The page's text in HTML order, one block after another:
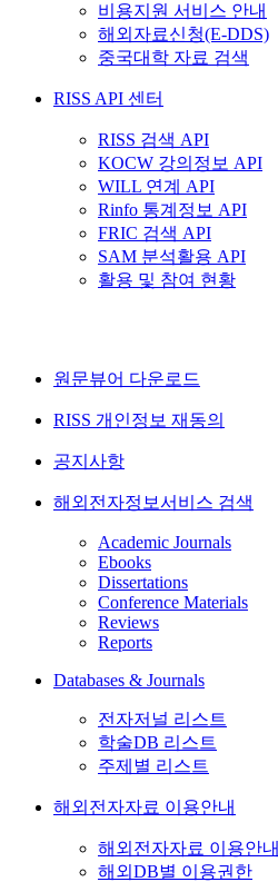
비용지원 서비스 안내
해외자료신청(E-DDS)
중국대학 자료 검색
RISS API 센터
RISS 검색 API
KOCW 강의정보 API
WILL 연계 API
Rinfo 통계정보 API
FRIC 검색 API
SAM 분석활용 API
활용 및 참여 현황
원문뷰어 다운로드
RISS 개인정보 재동의
공지사항
해외전자정보서비스 검색
Academic Journals
Ebooks
Dissertations
Conference Materials
Reviews
Reports
Databases & Journals
전자저널 리스트
학술DB 리스트
주제별 리스트
해외전자자료 이용안내
해외전자자료 이용안내
해외DB별 이용권한